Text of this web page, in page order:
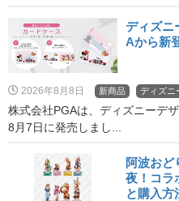
ディズニ
Aから新
2026年8月8日 新商品 ディズニ
株式会社PGAは、ディズニーデ
8月7日に発売しまし...
阿波おど
夜！コラ
と購入方